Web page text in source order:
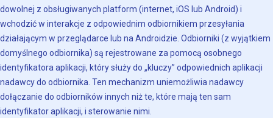
dowolnej z obsługiwanych platform (internet, iOS lub Android) i
wchodzić w interakcje z odpowiednim odbiornikiem przesyłania
działającym w przeglądarce lub na Androidzie. Odbiorniki (z wyjątkiem
domyślnego odbiornika) są rejestrowane za pomocą osobnego
identyfikatora aplikacji, który służy do „kluczy” odpowiednich aplikacji
nadawcy do odbiornika. Ten mechanizm uniemożliwia nadawcy
dołączanie do odbiorników innych niż te, które mają ten sam
identyfikator aplikacji, i sterowanie nimi.